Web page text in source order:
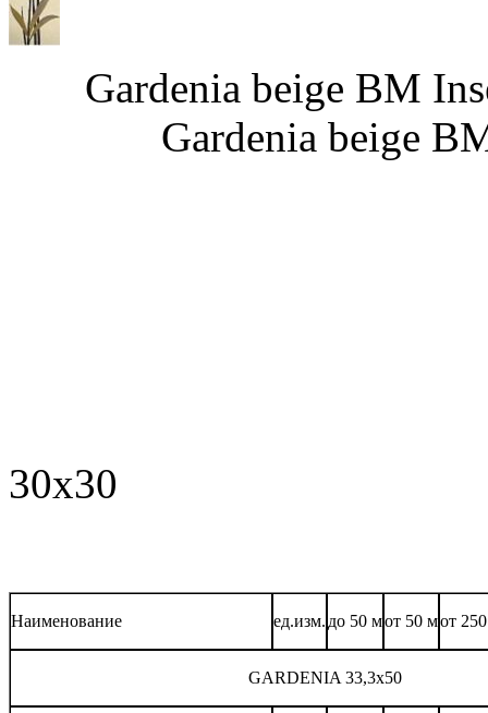
Gardenia
Gardenia beige BM
30x30
Наименование ед.изм. до 50 мот 50 мот
GARDENIA 33,3x50